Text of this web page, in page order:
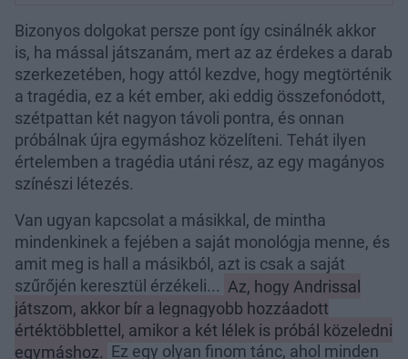
Bizonyos dolgokat persze pont így csinálnék akkor
is, ha mással játszanám, mert az az érdekes a darab
szerkezetében, hogy attól kezdve, hogy megtörténik
a tragédia, ez a két ember, aki eddig összefonódott,
szétpattan két nagyon távoli pontra, és onnan
próbálnak újra egymáshoz közelíteni. Tehát ilyen
értelemben a tragédia utáni rész, az egy magányos
színészi létezés.
Van ugyan kapcsolat a másikkal, de mintha
mindenkinek a fejében a saját monológja menne, és
amit meg is hall a másikból, azt is csak a saját
szűrőjén keresztül érzékeli... Az, hogy Andrissal
játszom, akkor bír a legnagyobb hozzáadott
értéktöbblettel, amikor a két lélek is próbál közeledni
egymáshoz. Ez egy olyan finom tánc, ahol minden